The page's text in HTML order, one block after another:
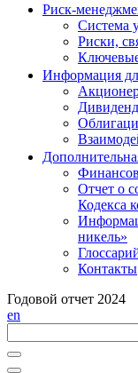
Риск-
Система
Риски,
Информация
Отчет о
Кодекса
никель»
Контакты
Годовой отчет 2024
en